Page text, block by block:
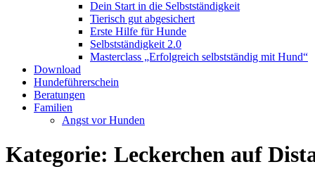
Dein Start in die Selbstständigkeit
Tierisch gut abgesichert
Erste Hilfe für Hunde
Selbstständigkeit 2.0
Masterclass „Erfolgreich selbstständig mit Hund“
Download
Hundeführerschein
Beratungen
Familien
Angst vor Hunden
Kategorie: Leckerchen auf